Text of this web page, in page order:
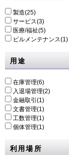
製造(25)
サービス(3)
医療/福祉(5)
ビルメンテナンス(1)
用途
在庫管理(6)
入退場管理(2)
金融取引(1)
文書管理(1)
工数管理(1)
個体管理(1)
利用場所